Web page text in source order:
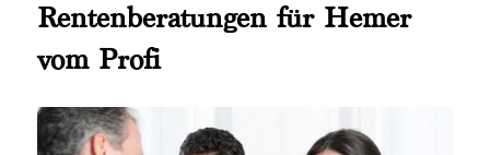
Rentenberatungen für Hemer
vom Profi